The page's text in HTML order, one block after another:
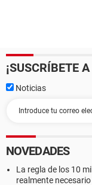
¡SUSCRÍBETE
Noticias
NOVEDADES
La regla de los 10
realmente